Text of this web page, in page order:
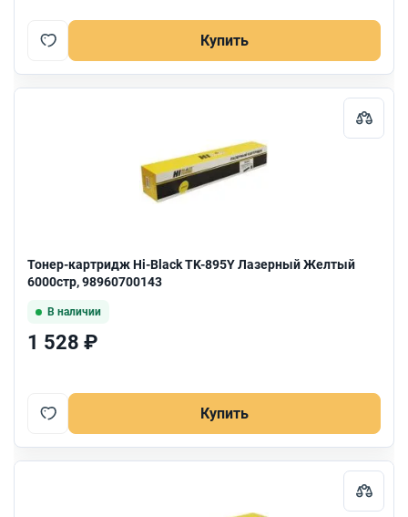
Купить
Тонер-картридж Hi-Black TK-895Y Лазерный Желтый
6000стр, 98960700143
В наличии
1 528 ₽
Купить